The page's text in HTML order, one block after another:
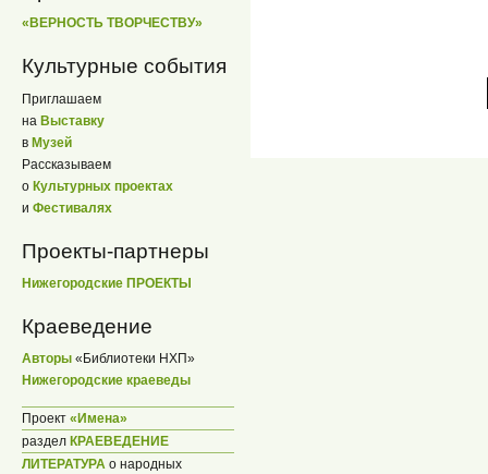
«ВЕРНОСТЬ ТВОРЧЕСТВУ»
Культурные события
Приглашаем
на Выставку
в Музей
Рассказываем
о Культурных проектах
и Фестивалях
Проекты-партнеры
Нижегородские ПРОЕКТЫ
Краеведение
Авторы «Библиотеки НХП»
Нижегородские краеведы
Проект «Имена»
раздел КРАЕВЕДЕНИЕ
ЛИТЕРАТУРА о народных